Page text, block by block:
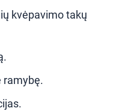
kvėpavimo takų
ramybę.